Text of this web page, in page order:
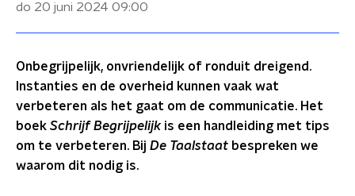
do 20 juni 2024 09:00
Onbegrijpelijk, onvriendelijk of ronduit dreigend.
Instanties en de overheid kunnen vaak wat
verbeteren als het gaat om de communicatie. Het
boek Schrijf Begrijpelijkis een handleiding met tips
om te verbeteren. Bij De Taalstaat bespreken we
waarom dit nodig is.